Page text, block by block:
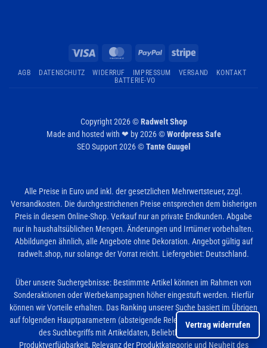
MasterCardPayPal Stripe
AGB DATENSCHUTZ WIDERRUF IMPRESSUM VERSAND
KONTAKT
BATTERIE-VO
Copyright 2026 ©Radwelt Shop
Made and hosted with ❤ by 2026 ©Wordpress Safe
SEO Support 2026 ©Tante Guugel
Alle Preise in Euro und inkl. der gesetzlichen Mehrwertsteuer, zzgl.
Versandkosten. Die durchgestrichenen Preise entsprechen dem bisherigen
Preis in diesem Online-Shop. Verkauf nur an private Endkunden. Abgabe
nur in haushaltsüblichen Mengen. Änderungen und Irrtümer vorbehalten.
Abbildungen ähnlich, alle Angebote ohne Dekoration. Angebot gültig auf
radwelt.shop, nur solange der Vorrat reicht. Liefergebiet: Deutschland.
Über unsere Suchergebnisse: Bestimmte Artikel können im Rahmen von
Sonderaktionen oder Werbekampagnen höher eingestuft werden. Hierfür
können wir Vorteile erhalten. Das Ranking unserer Suche basiert im Übrigen
auf folgenden Hauptparametern (absteigende Relevanz): Übereinstimmung
des Suchbegriffs mit Artikeldaten, Beliebtheit des Artikels,
Produktverfügbarkeit, Relevanz der Produktkategorie und Neuheit des
Vertrag widerrufen